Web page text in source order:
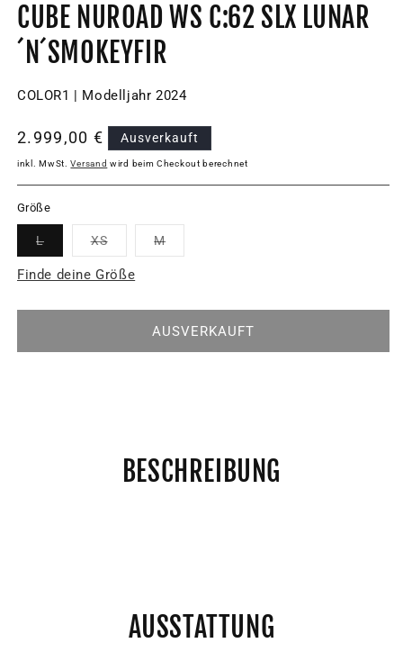
CUBE NUROAD WS C:62 SLX LUNAR
´N´SMOKEYFIR
COLOR1 | Modelljahr 2024
Normaler
Preis
2.999,00 € Ausverkauft
inkl. MwSt.Versand wird beim Checkout berechnet
Größe
LVariante
nicht
XSVariante
nicht
MVariante
Finde deine Größe
AUSVERKAUFT
BESCHREIBUNG
AUSSTATTUNG